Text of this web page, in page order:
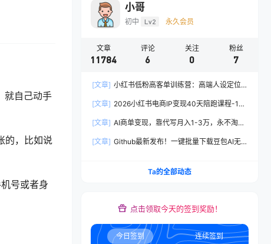
就自己动手
的，比如说
号或者身
小哥
初中 Lv2 永久会员
文章
11784
评论
6
关注
0
粉丝
7
[文章] 小红书低粉高客单训练营：高端人设定位
变现
[文章] 2026小红书电商IP变现40天陪跑课程-11
现
[文章] AI商单变现，靠代写月入1-3万，永不淘汰
[文章] Github最新发布！一键批量下载豆包AI无
Ta的全部动态
点击领取今天的签到奖励！
今日签到 连续签到